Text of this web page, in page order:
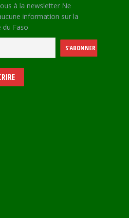
à la newsletter Ne
information sur la
du Faso